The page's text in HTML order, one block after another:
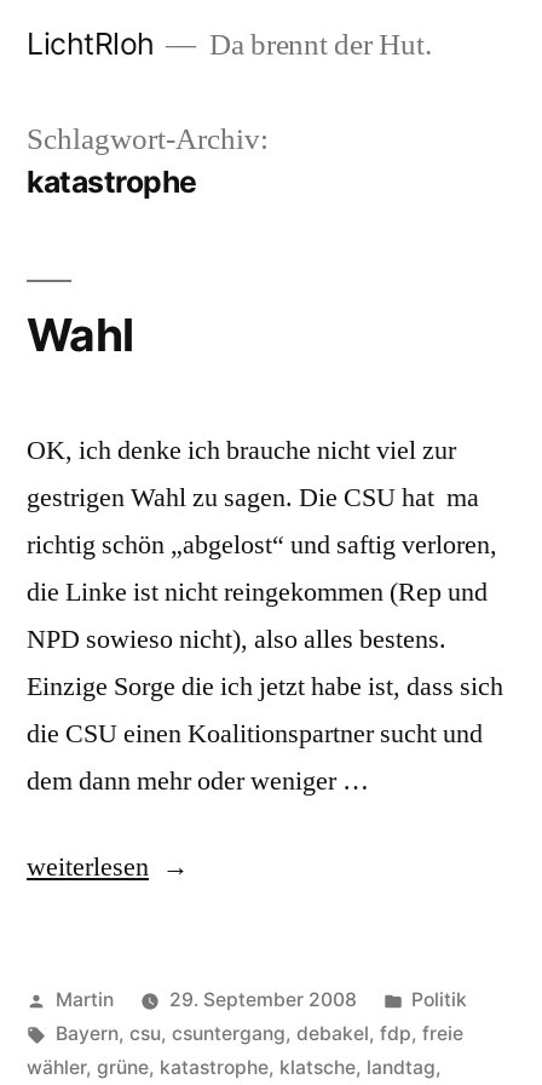
LichtRloh Da brennt der Hut.
Schlagwort-Archiv:
katastrophe
Wahl
OK, ich denke ich brauche nicht viel zur
gestrigen Wahl zu sagen. Die CSU hat ma
richtig schön „abgelost“ und saftig verloren,
die Linke ist nicht reingekommen (Rep und
NPD sowieso nicht), also alles bestens.
Einzige Sorge die ich jetzt habe ist, dass sich
die CSU einen Koalitionspartner sucht und
dem dann mehr oder weniger …
„Wahl“
weiterlesen
Veröffentlicht
von
Martin 29. September 2008
Veröffentlicht
unter
Politik
Schlagwörter:
Bayern, csu, csuntergang, debakel, fdp, freie
wähler, grüne, katastrophe, klatsche, landtag,